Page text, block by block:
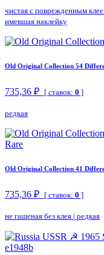
чистая с поврежденным
имевшая наклейку
Old Original Collection 54
735,36 ₽ [ ставок: 0 ]
редкая
Old Original Collection 41
735,36 ₽ [ ставок: 0 ]
не гашеная без клея | редкая